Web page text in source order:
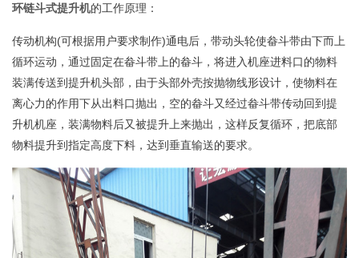
环链斗式提升机的工作原理：
传动机构(可根据用户要求制作)通电后，带动头轮使畚斗带由下而上
循环运动，通过固定在畚斗带上的畚斗，将进入机座进料口的物料
装满传送到提升机头部，由于头部外壳按抛物线形设计，使物料在
离心力的作用下从出料口抛出，空的畚斗又经过畚斗带传动回到提
升机机座，装满物料后又被提升上来抛出，这样反复循环，把底部
物料提升到指定高度下料，达到垂直输送的要求。